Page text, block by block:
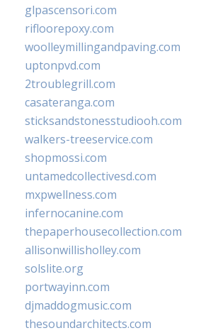
glpascensori.com
rifloorepoxy.com
woolleymillingandpaving.com
uptonpvd.com
2troublegrill.com
casateranga.com
sticksandstonesstudiooh.com
walkers-treeservice.com
shopmossi.com
untamedcollectivesd.com
mxpwellness.com
infernocanine.com
thepaperhousecollection.com
allisonwillisholley.com
solslite.org
portwayinn.com
djmaddogmusic.com
thesoundarchitects.com